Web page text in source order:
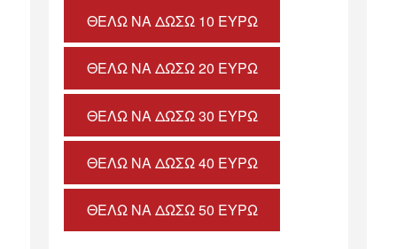
ΘΈΛΩ ΝΑ ΔΏΣΩ 10 ΕΥΡΏ
ΘΈΛΩ ΝΑ ΔΏΣΩ 20 ΕΥΡΏ
ΘΈΛΩ ΝΑ ΔΏΣΩ 30 ΕΥΡΏ
ΘΈΛΩ ΝΑ ΔΏΣΩ 40 ΕΥΡΏ
ΘΈΛΩ ΝΑ ΔΏΣΩ 50 ΕΥΡΏ